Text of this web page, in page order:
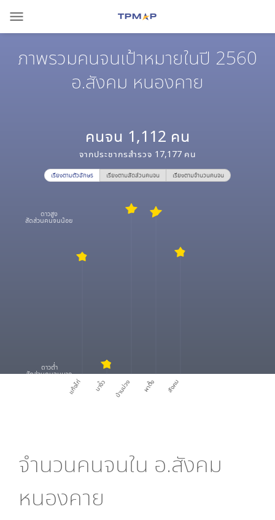
menu
ภาพรวมคนจนเป้าหมายในปี 2560
อ.สังคม หนองคาย
คนจน 1,112 คน
จากประชากรสำรวจ 17,177 คน
เรียงตามตัวอักษร เรียงตามสัดส่วนคนจน เรียงตามจำนวนคนจน
แก้งไก่ นางิ้ว บ้านม่วง ผาตั้ง สังคม
ดาวสูง
สัดส่วนคนจนน้อย
ดาวต่ำ
สัดส่วนคนจนมาก
จำนวนคนจนใน อ.สังคม
หนองคาย